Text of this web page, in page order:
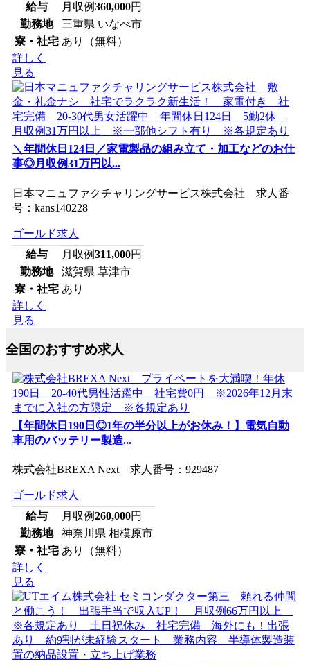
給与
月収例360,000円
勤務地
三重県 いなべ市
寮・社宅 あり（無料）
詳しく
見る
＼年間休日124日／家電製品の組み立て・加工などのお仕
事◎月収例31万円以...
日本マニュファクチャリングサービス株式会社 求人番
号：kans140228
ゴールド求人
給与
月収例311,000円
勤務地
滋賀県 草津市
寮・社宅 あり
詳しく
見る
全国のおすすめ求人
【年間休日190日◎1年の半分以上がお休み！】電気自動
車用のバッテリー製造...
株式会社BREXA Next 求人番号：929487
ゴールド求人
給与
月収例260,000円
勤務地
神奈川県 相模原市
寮・社宅 あり（無料）
詳しく
見る